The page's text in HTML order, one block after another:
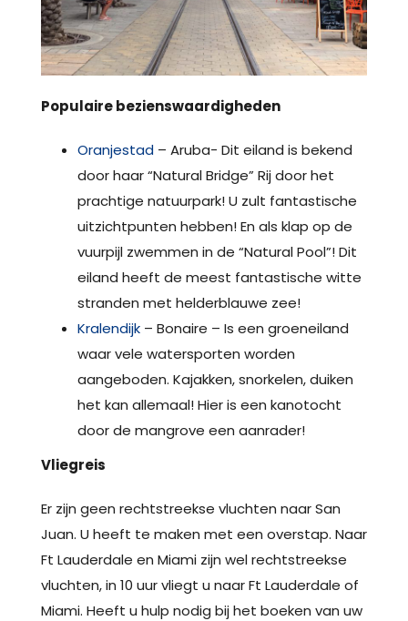
Populaire bezienswaardigheden
Oranjestad – Aruba- Dit eiland is bekend
door haar “Natural Bridge” Rij door het
prachtige natuurpark! U zult fantastische
uitzichtpunten hebben! En als klap op de
vuurpijl zwemmen in de “Natural Pool”! Dit
eiland heeft de meest fantastische witte
stranden met helderblauwe zee!
Kralendijk – Bonaire – Is een groeneiland
waar vele watersporten worden
aangeboden. Kajakken, snorkelen, duiken
het kan allemaal! Hier is een kanotocht
door de mangrove een aanrader!
Vliegreis
Er zijn geen rechtstreekse vluchten naar San
Juan. U heeft te maken met een overstap. Naar
Ft Lauderdale en Miami zijn wel rechtstreekse
vluchten, in 10 uur vliegt u naar Ft Lauderdale of
Miami. Heeft u hulp nodig bij het boeken van uw